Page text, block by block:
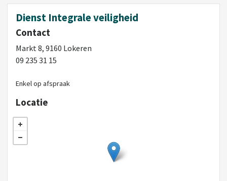
Dienst Integrale veiligheid
Contact
Markt 8, 9160 Lokeren
09 235 31 15
Enkel op afspraak
Locatie